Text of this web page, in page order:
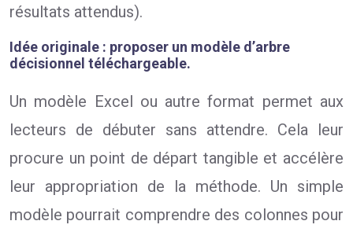
résultats attendus).
Idée originale : proposer un modèle d’arbre
décisionnel téléchargeable.
Un modèle Excel ou autre format permet aux
lecteurs de débuter sans attendre. Cela leur
procure un point de départ tangible et accélère
leur appropriation de la méthode. Un simple
modèle pourrait comprendre des colonnes pour